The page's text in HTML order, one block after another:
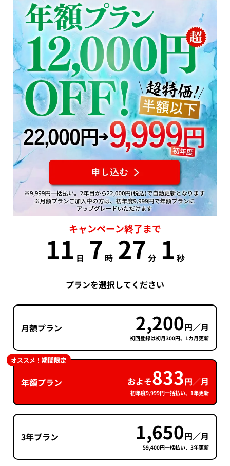
キャンペーン終了まで
11 日 7 時 27 分 0 秒
プランを選択してください
月額プラン 2,200円／月
初回登録は初月300円、1カ月更新
年額プラン およそ833円／月
初年度9,999円一括払い、1年更新
オススメ！期間限定
3年プラン 1,650円／月
59,400円一括払い、3年更新